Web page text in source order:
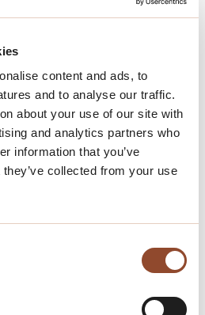
content and ads, to
and to analyse our traffic.
about your use of our site with
and analytics partners who
information that you’ve
collected from your use